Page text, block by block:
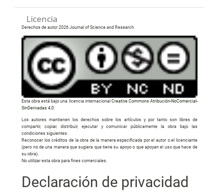
Licencia
Derechos de autor 2026 Journal of Science and Research
Esta obra está bajo una licencia internacionalCreative Commons Atribución-NoComercial-
SinDerivadas 4.0
Los autores mantienen los derechos sobre los artículos y por tanto son libres de
compartir, copiar, distribuir, ejecutar y comunicar públicamente la obra bajo las
condiciones siguientes:
Reconocer los créditos de la obra de la manera especificada por el autor o el licenciante
(pero no de una manera que sugiera que tiene su apoyo o que apoyan el uso que hace de
su obra).
No utilizar esta obra para fines comerciales.
Declaración de privacidad